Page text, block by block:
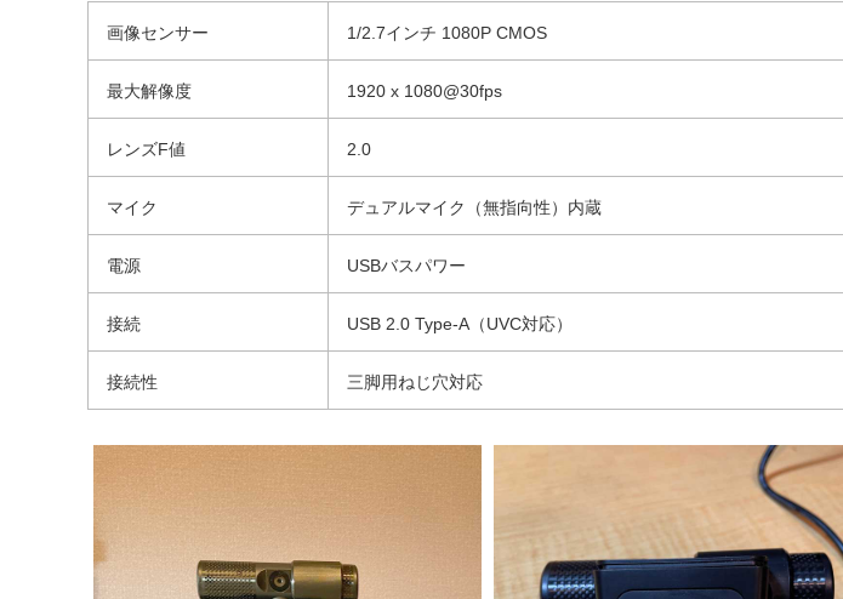
画像センサー 1/2.7インチ 1080P CMOS
最大解像度 1920 x 1080@30fps
レンズF値 2.0
マイク デュアルマイク（無指向性）内蔵
電源 USBバスパワー
接続 USB 2.0 Type-A（UVC対応）
接続性 三脚用ねじ穴対応